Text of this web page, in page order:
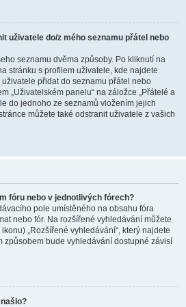
uživatele do/z mého seznamu přátel nebo
seznamu dvěma způsoby. Po kliknutí na
stránku s profilem uživatele, kde najdete
přidat do seznamu přátel nebo
„Uživatelském panelu“ na záložce „Přátelé a
do jednoho ze seznamů vložením jejich
můžete také odstranit uživatele z vašich
fóru nebo v jednotlivých fórech?
pole umístěného na obsahu fóra
nebo fór. Na rozšířené vyhledávání můžete
„Rozšířené vyhledávání“, který najdete
způsobem bude vyhledávání dostupné závisí